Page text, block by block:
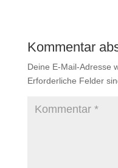
Kommentar
Deine E-Mail-Adresse
Erforderliche Felder